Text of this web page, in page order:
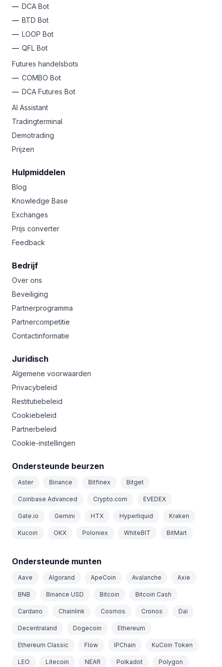
DCA Bot
BTD Bot
LOOP Bot
QFL Bot
Futures handelsbots
COMBO Bot
DCA Futures Bot
AI Assistant
Tradingterminal
Demotrading
Prijzen
Hulpmiddelen
Blog
Knowledge Base
Exchanges
Prijs converter
Feedback
Bedrijf
Over ons
Beveiliging
Partnerprogramma
Partnercompetitie
Contactinformatie
Juridisch
Algemene voorwaarden
Privacybeleid
Restitutiebeleid
Cookiebeleid
Partnerbeleid
Cookie-instellingen
Ondersteunde beurzen
Aster Binance Bitfinex Bitget
Coinbase Advanced Crypto.com EVEDEX
Gate.io Gemini HTX Hyperliquid Kraken
Kucoin OKX Poloniex WhiteBIT BitMart
Ondersteunde munten
Aave Algorand ApeCoin Avalanche Axie
BNB Binance USD Bitcoin Bitcoin Cash
Cardano Chainlink Cosmos Cronos Dai
Decentraland Dogecoin Ethereum
Ethereum Classic Flow IPChain KuCoin Token
LEO Litecoin NEAR Polkadot Polygon